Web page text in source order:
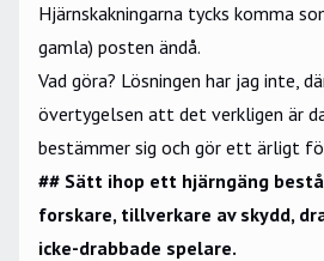
Hjärnskakningarna tycks komma
gamla) posten ändå.
Vad göra? Lösningen har jag inte,
övertygelsen att det verkligen är
bestämmer sig och gör ett ärligt
## Sätt ihop ett hjärngäng
forskare, tillverkare av skydd,
icke-drabbade spelare.